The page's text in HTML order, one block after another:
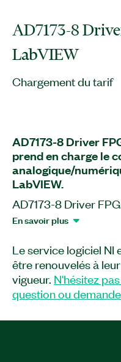
AD7173-8
LabVIEW
Chargement du tarif
AD7173-8 Driver
prend en charge le
analogique/
LabVIEW.
AD7173-8 Driver
un complément
AD7173-8 dans vos
personnalisées. Ce
des VIs FPGA
driver et la
VIs FPGA inclus
Library for LabVIEW
En savoir plus
Le service logiciel NI
être renouvelés à
vigueur. N'hésitez
question ou